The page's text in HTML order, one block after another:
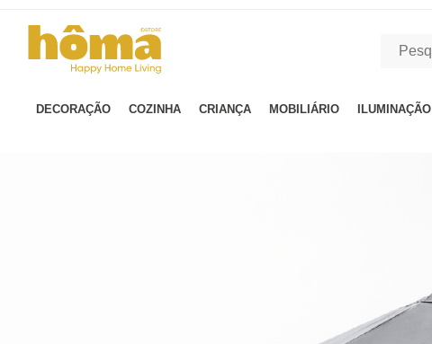
DECORAÇÃO COZINHA CRIANÇA MOBILIÁRIO ILUMINAÇÃO